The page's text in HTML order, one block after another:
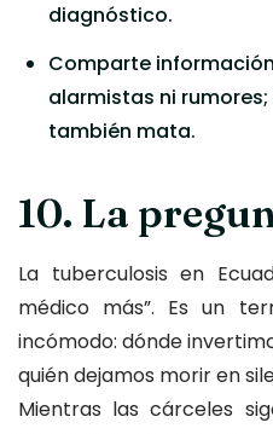
diagnóstico.
Comparte
alarmistas ni
también mata.
10. La
La tuberculosis en
médico más”. Es un
incómodo: dónde
quién dejamos morir en
Mientras las cárceles